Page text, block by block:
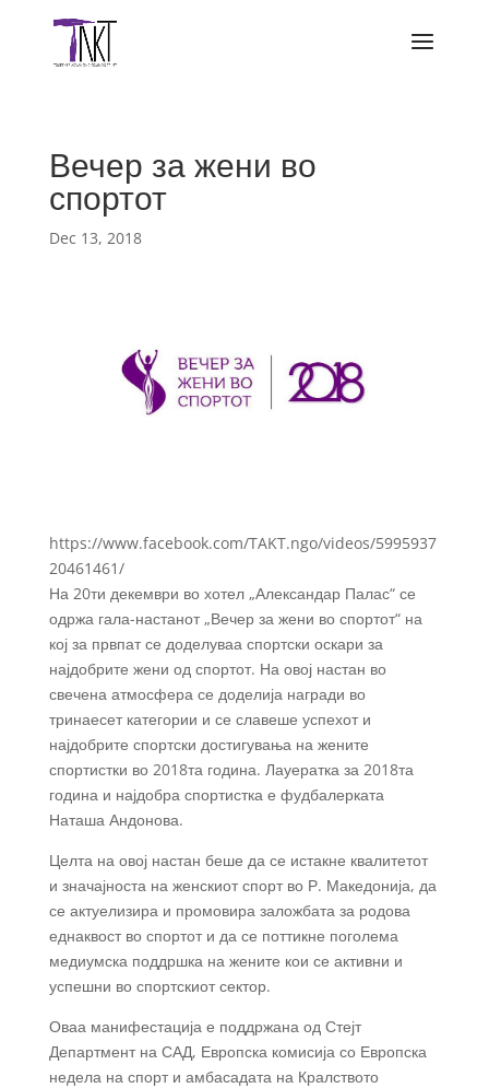
Вечер за жени во
спортот
Dec 13, 2018
https://www.facebook.com/TAKT.ngo/videos/5995937
20461461/
На 20ти декември во хотел „Александар Палас“ се
одржа гала-настанот „Вечер за жени во спортот“ на
кој за првпат се доделуваа спортски оскари за
најдобрите жени од спортот. На овој настан во
свечена атмосфера се доделија награди во
тринаесет категории и се славеше успехот и
најдобрите спортски достигувања на жените
спортистки во 2018та година. Лауератка за 2018та
година и најдобра спортистка е фудбалерката
Наташа Андонова.
Целта на овој настан беше да се истакне квалитетот
и значајноста на женскиот спорт во Р. Македонија, да
се актуелизира и промовира заложбата за родова
еднаквост во спортот и да се поттикне поголема
медиумска поддршка на жените кои се активни и
успешни во спортскиот сектор.
Оваа манифестација е поддржана од Стејт
Департмент на САД, Европска комисија со Европска
недела на спорт и амбасадата на Кралството